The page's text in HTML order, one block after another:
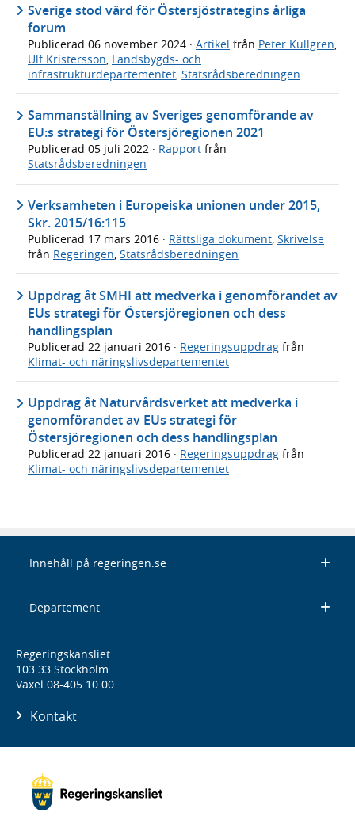
Sverige stod värd för Östersjöstrategins årliga
forum
Publicerad 06 november 2024 · Artikel från Peter Kullgren,
Ulf Kristersson, Landsbygds- och
infrastrukturdepartementet, Statsrådsberedningen
Sammanställning av Sveriges genomförande av
EU:s strategi för Östersjöregionen 2021
Publicerad 05 juli 2022 · Rapport från
Statsrådsberedningen
Verksamheten i Europeiska unionen under 2015,
Skr. 2015/16:115
Publicerad 17 mars 2016 · Rättsliga dokument, Skrivelse
från Regeringen, Statsrådsberedningen
Uppdrag åt SMHI att medverka i genomförandet av
EUs strategi för Östersjöregionen och dess
handlingsplan
Publicerad 22 januari 2016 · Regeringsuppdrag från
Klimat- och näringslivsdepartementet
Uppdrag åt Naturvårdsverket att medverka i
genomförandet av EUs strategi för
Östersjöregionen och dess handlingsplan
Publicerad 22 januari 2016 · Regeringsuppdrag från
Klimat- och näringslivsdepartementet
Innehåll på regeringen.se
Departement
Regeringskansliet
103 33 Stockholm
Växel 08-405 10 00
Kontakt